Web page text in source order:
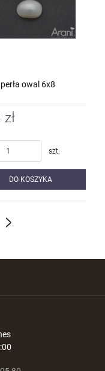
owal 6x8
szt.
DO KOSZYKA